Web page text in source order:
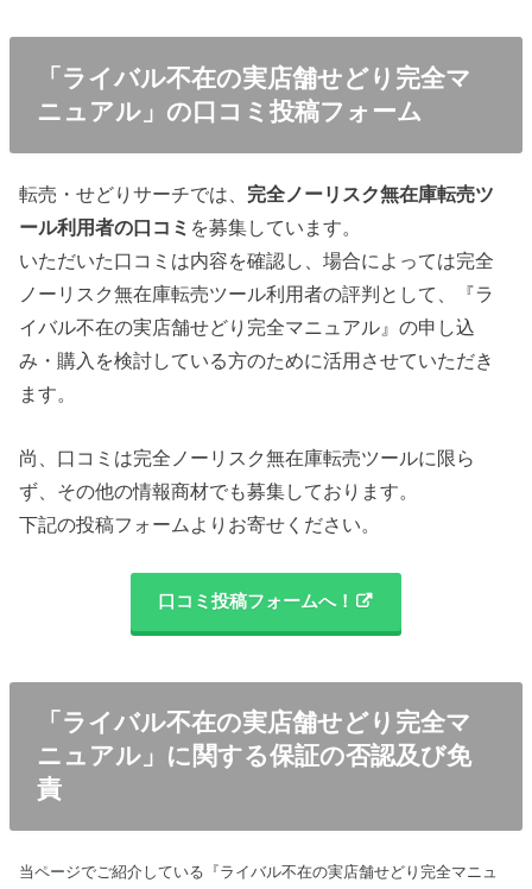
「ライバル不在の実店舗せどり完全マ
ニュアル」の口コミ投稿フォーム
転売・せどりサーチでは、 完全ノーリスク無在庫転売ツ
ール利用者の口コミ を募集しています。
いただいた口コミは内容を確認し、場合によっては完全
ノーリスク無在庫転売ツール利用者の評判として、『ラ
イバル不在の実店舗せどり完全マニュアル』の申し込
み・購入を検討している方のために活用させていただき
ます。
尚、口コミは完全ノーリスク無在庫転売ツールに限ら
ず、その他の情報商材でも募集しております。
下記の投稿フォームよりお寄せください。
口コミ投稿フォームへ！
「ライバル不在の実店舗せどり完全マ
ニュアル」に関する保証の否認及び免
責
当ページでご紹介している『ライバル不在の実店舗せどり完全マニュ